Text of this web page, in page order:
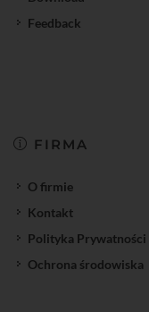
Feedback
FIRMA
O firmie
Kontakt
Polityka Prywatności
Ochrona środowiska